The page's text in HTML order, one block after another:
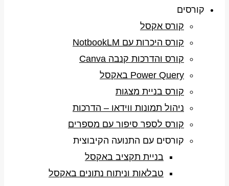
קורסים
קורס אקסל
קורס היכרות עם NotbookLM
קורס והדרכות קנבה Canva
Power Query באקסל
קורס בניית מצגות
ניהול תמונות ווידאו – הדרכות
קורס לספר סיפור עם מספרים
קורסים עם התנועה הקיבוצית
בניית תקציב באקסל
טבלאות וניתוח נתונים באקסל